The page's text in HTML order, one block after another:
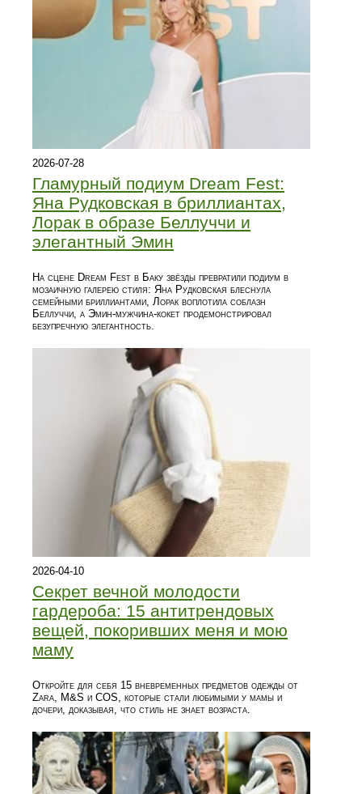
2026-07-28
Гламурный подиум Dream Fest:
Яна Рудковская в бриллиантах,
Лорак в образе Беллуччи и
элегантный Эмин
На сцене Dream Fest в Баку звёзды превратили подиум в
мозаичную галерею стиля: Яна Рудковская блеснула
семейными бриллиантами, Лорак воплотила соблазн
Беллуччи, а Эмин‑мужчина‑кокет продемонстрировал
безупречную элегантность.
2026-04-10
Секрет вечной молодости
гардероба: 15 антитрендовых
вещей, покоривших меня и мою
маму
Откройте для себя 15 вневременных предметов одежды от
Zara, M&S и COS, которые стали любимыми у мамы и
дочери, доказывая, что стиль не знает возраста.